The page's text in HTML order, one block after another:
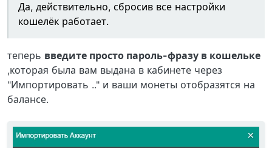
Да, действительно, сбросив все настройки
кошелёк работает.
теперь введите просто пароль-фразу в кошельке
,которая была вам выдана в кабинете через
"Импортировать .." и ваши монеты отобразятся на
балансе.